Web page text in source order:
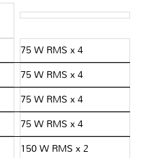
75 W RMS x 4
75 W RMS x 4
75 W RMS x 4
75 W RMS x 4
150 W RMS x 2